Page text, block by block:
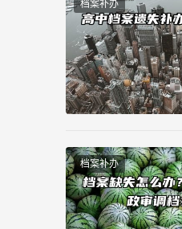
档案补办
档案补办